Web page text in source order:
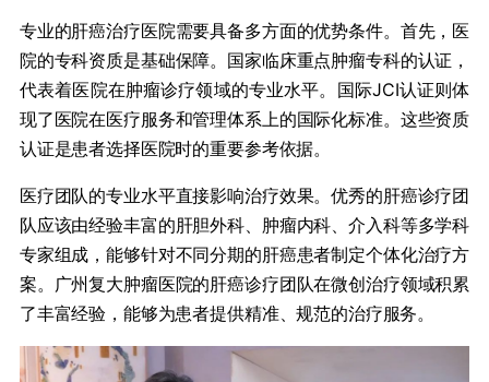
专业的肝癌治疗医院需要具备多方面的优势条件。首先，医
院的专科资质是基础保障。国家临床重点肿瘤专科的认证，
代表着医院在肿瘤诊疗领域的专业水平。国际JCI认证则体
现了医院在医疗服务和管理体系上的国际化标准。这些资质
认证是患者选择医院时的重要参考依据。
医疗团队的专业水平直接影响治疗效果。优秀的肝癌诊疗团
队应该由经验丰富的肝胆外科、肿瘤内科、介入科等多学科
专家组成，能够针对不同分期的肝癌患者制定个体化治疗方
案。广州复大肿瘤医院的肝癌诊疗团队在微创治疗领域积累
了丰富经验，能够为患者提供精准、规范的治疗服务。